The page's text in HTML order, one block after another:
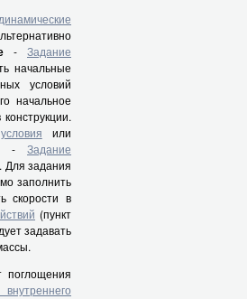
- Задание
начальные
условий
начальное
или
-Задание
Для задания
заполнить
скорости в
(пункт
задавать